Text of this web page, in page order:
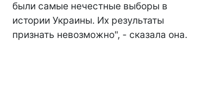
были самые нечестные выборы в
истории Украины. Их результаты
признать невозможно", - сказала она.